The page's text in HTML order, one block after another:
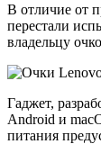
В отличие от
перестали
владельцу
Гаджет,
Android и
питания